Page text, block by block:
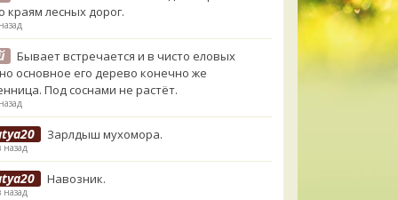
краям лесных дорог.
Бывает встречается и в чисто еловых
основное его дерево конечно же
Под соснами не растёт.
Зарлдыш мухомора.
назад
Навозник.
назад